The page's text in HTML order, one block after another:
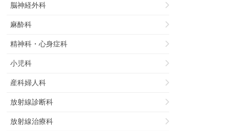
脳神経外科
麻酔科
精神科・心身症科
小児科
産科婦人科
放射線診断科
放射線治療科